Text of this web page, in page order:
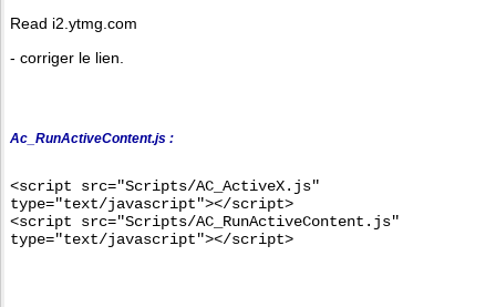
Read i2.ytmg.com
- corriger le lien.
Ac_RunActiveContent.js :
<script src="Scripts/AC_ActiveX.js"
type="text/javascript"></script>
<script src="Scripts/AC_RunActiveContent.js"
type="text/javascript"></script>